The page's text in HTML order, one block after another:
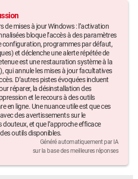
de mises à jour Windows : l’activation
bloque l’accès à des paramètres
configuration, programmes par défaut,
et déclenche une alerte répétée de
est une restauration système à la
qui annule les mises à jour facultatives
D’autres pistes évoquées incluent
réparer, la désinstallation des
et le recours à des outils
en ligne. Une nuance utile est que ces
des avertissements sur le
douteux, et que l’approche efficace
outils disponibles.
Généré automatiquement par IA
sur la base des meilleures réponses